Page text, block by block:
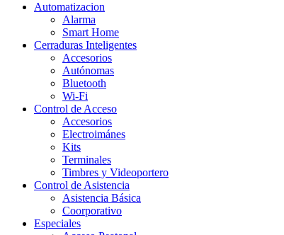
Automatizacion
Alarma
Smart Home
Cerraduras Inteligentes
Accesorios
Autónomas
Bluetooth
Wi-Fi
Control de Acceso
Accesorios
Electroimánes
Kits
Terminales
Timbres y Videoportero
Control de Asistencia
Asistencia Básica
Coorporativo
Especiales